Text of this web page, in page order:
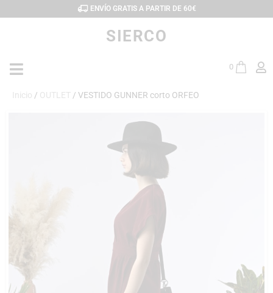
ENVÍO GRATIS A PARTIR DE 60€
SIERCO
0
Inicio / OUTLET / VESTIDO GUNNER corto ORFEO